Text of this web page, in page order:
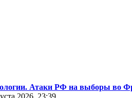
Атаки РФ на выборы во